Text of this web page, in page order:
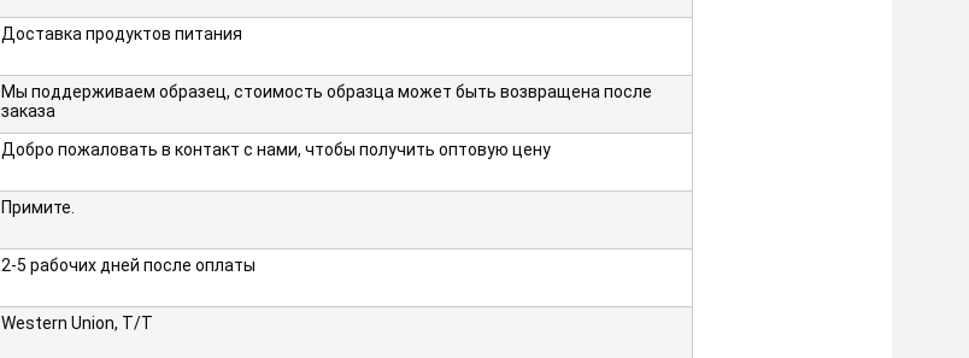
Доставка продуктов питания
Мы поддерживаем образец, стоимость образца может быть возвращена после
заказа
Добро пожаловать в контакт с нами, чтобы получить оптовую цену
Примите.
2-5 рабочих дней после оплаты
Western Union, T/T